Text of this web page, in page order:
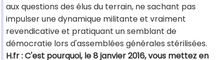
aux questions des élus du terrain, ne sachant pas
impulser une dynamique militante et vraiment
revendicative et pratiquant un semblant de
démocratie lors d'assemblées générales stérilisées.
H.fr : C'est pourquoi, le 8 janvier 2016, vous mettez en